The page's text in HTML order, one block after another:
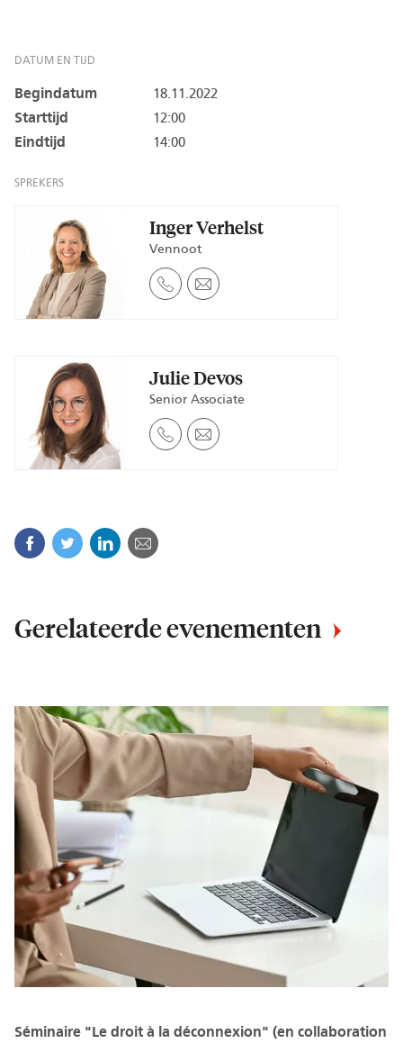
Gerelateerde evenementen
Séminaire "Le droit à la déconnexion" (en collaboration
DATUM EN TIJD
Begindatum 18.11.2022
Starttijd 12:00
Eindtijd 14:00
SPREKERS
Inger Verhelst
Vennoot
Julie Devos
Senior Associate
Facebook
TwitterLinkedinE-mail